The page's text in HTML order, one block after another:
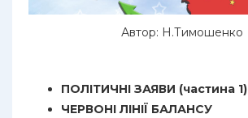
Автор: Н.Тимошенко
ПОЛІТИЧНІ ЗАЯВИ (частина 1)
ЧЕРВОНІ ЛІНІЇ БАЛАНСУ